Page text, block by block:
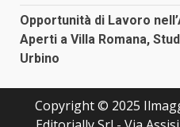
Opportunità di Lavoro
Aperti a Villa Romana,
Urbino
Copyright © 2025